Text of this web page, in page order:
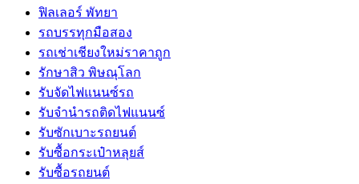
ฟิลเลอร์ พัทยา
รถบรรทุกมือสอง
รถเช่าเชียงใหม่ราคาถูก
รักษาสิว พิษณุโลก
รับจัดไฟแนนซ์รถ
รับจำนำรถติดไฟแนนซ์
รับซักเบาะรถยนต์
รับซื้อกระเป๋าหลุยส์
รับซื้อรถยนต์